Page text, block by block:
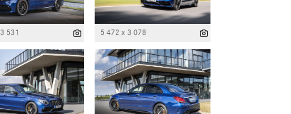
531 5 472 x 3 078